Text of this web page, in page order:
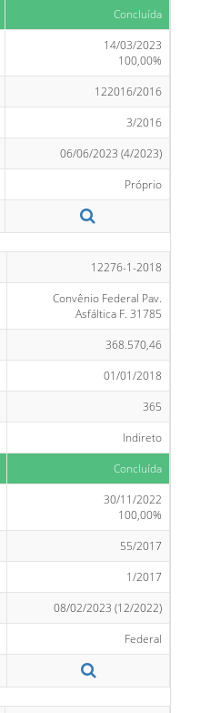
Concluída
14/03/2023
100,00%
122016/2016
3/2016
06/06/2023 (4/2023)
Próprio
12276-1-2018
Convênio Federal Pav.
Asfáltica F. 31785
368.570,46
01/01/2018
365
Indireto
Concluída
30/11/2022
100,00%
55/2017
1/2017
08/02/2023 (12/2022)
Federal